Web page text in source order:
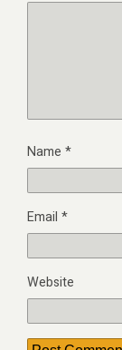
Name *
Email *
Website